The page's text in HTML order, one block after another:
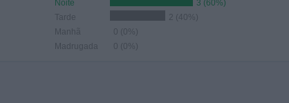
Noite
3 (60%)
Tarde
2 (40%)
Manhã
0 (0%)
Madrugada
0 (0%)